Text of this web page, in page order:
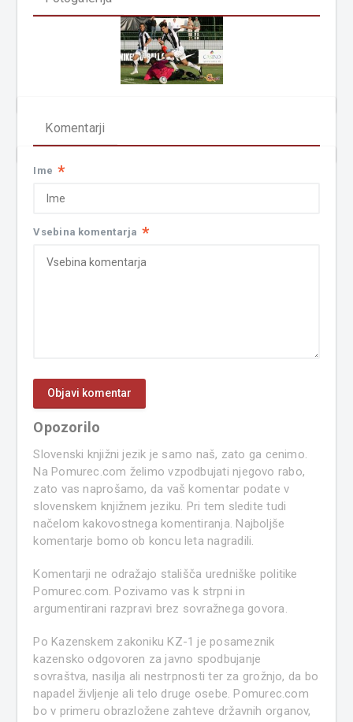
Komentarji
Ime *
Vsebina komentarja *
Opozorilo
Slovenski knjižni jezik je samo naš, zato ga cenimo.
Na Pomurec.com želimo vzpodbujati njegovo rabo,
zato vas naprošamo, da vaš komentar podate v
slovenskem knjižnem jeziku. Pri tem sledite tudi
načelom kakovostnega komentiranja. Najboljše
komentarje bomo ob koncu leta nagradili.
Komentarji ne odražajo stališča uredniške politike
Pomurec.com. Pozivamo vas k strpni in
argumentirani razpravi brez sovražnega govora.
Po Kazenskem zakoniku KZ-1 je posameznik
kazensko odgovoren za javno spodbujanje
sovraštva, nasilja ali nestrpnosti ter za grožnjo, da bo
napadel življenje ali telo druge osebe. Pomurec.com
bo v primeru obrazložene zahteve državnih organov,